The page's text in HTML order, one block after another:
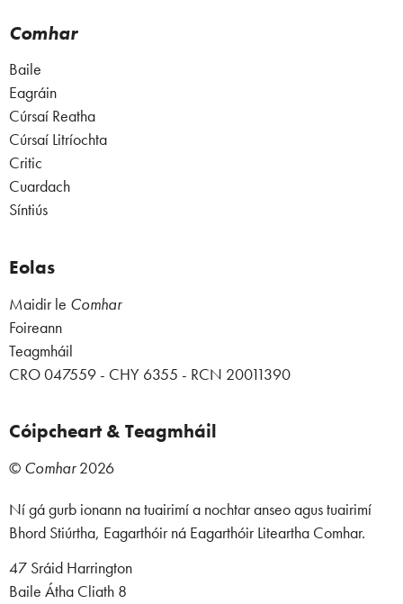
Comhar
Baile
Eagráin
Cúrsaí Reatha
Cúrsaí Litríochta
Critic
Cuardach
Síntiús
Eolas
Maidir le Comhar
Foireann
Teagmháil
CRO 047559 - CHY 6355 - RCN 20011390
Cóipcheart & Teagmháil
© Comhar2026
Ní gá gurb ionann na tuairimí a nochtar anseo agus tuairimí
Bhord Stiúrtha, Eagarthóir ná Eagarthóir Liteartha Comhar.
47 Sráid Harrington
Baile Átha Cliath 8